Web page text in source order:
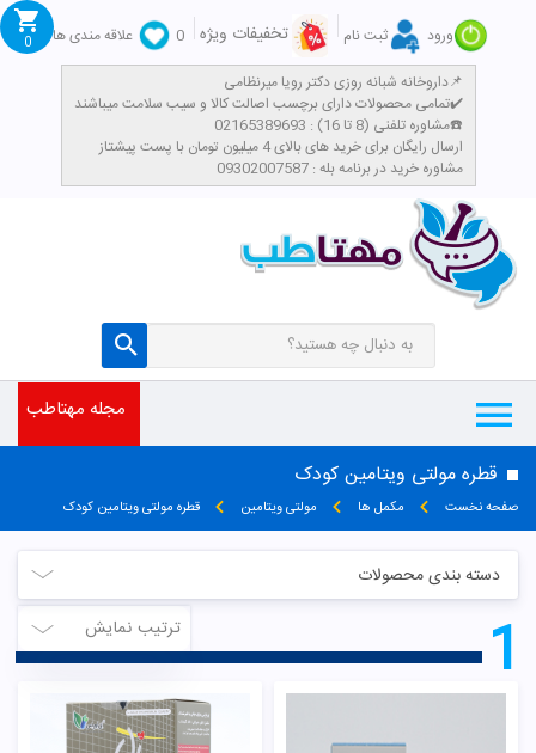
ورود ثبت نام تخفیفات ویژه 0
علاقه مندی ها
داروخانه شبانه روزی دکتر رویا میرنظامی📌
تمامی محصولات دارای برچسب اصالت کالا و سیب سلامت میباشند✔️
مشاوره تلفنی (8 تا 16) : 02165389693☎️
​ارسال رایگان برای خرید های بالای 4 میلیون تومان با پست پیشتاز
مشاوره خرید در برنامه بله : 09302007587
0
مجله مهتاطب
قطره مولتی ویتامین کودک
صفحه نخست مکمل ها مولتی ویتامین قطره مولتی ویتامین کودک
دسته بندی محصولات
ترتیب نمایش
1